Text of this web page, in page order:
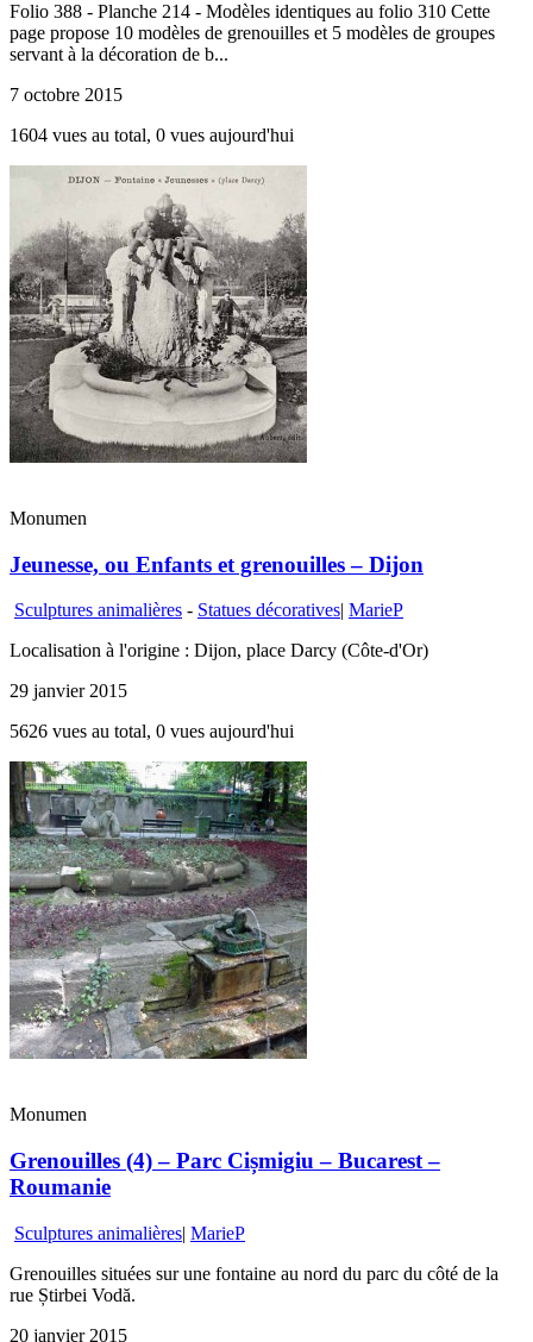
Folio 388 - Planche 214 - Modèles identiques au folio 310 Cette
page propose 10 modèles de grenouilles et 5 modèles de groupes
servant à la décoration de b...
7 octobre 2015
1604 vues au total, 0 vues aujourd'hui
Monumen
Jeunesse, ou Enfants et grenouilles – Dijon
Sculptures animalières - Statues décoratives| MarieP
Localisation à l'origine : Dijon, place Darcy (Côte-d'Or)
29 janvier 2015
5626 vues au total, 0 vues aujourd'hui
Monumen
Grenouilles (4) – Parc Cișmigiu – Bucarest –
Roumanie
Sculptures animalières| MarieP
Grenouilles situées sur une fontaine au nord du parc du côté de la
rue Știrbei Vodă.
20 janvier 2015